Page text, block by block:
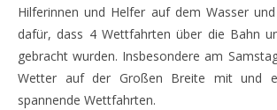
Hilferinnen und Helfer auf dem Wasser
dafür, dass 4 Wettfahrten über die Bahn
gebracht wurden. Insbesondere am
Wetter auf der Großen Breite mit und
spannende Wettfahrten.